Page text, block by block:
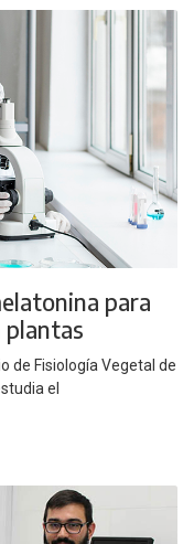
para
plantas
de Fisiología Vegetal de
el